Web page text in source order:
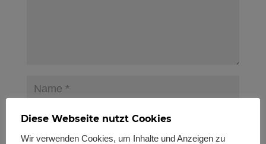
Diese Webseite nutzt Cookies
Wir verwenden Cookies, um Inhalte und Anzeigen zu